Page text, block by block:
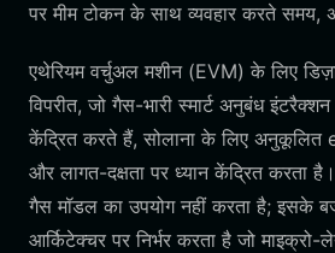
पर मीम टोकन के साथ व्यवहार करते समय,
एथेरियम वर्चुअल मशीन (EVM) के लिए
विपरीत, जो गैस-भारी स्मार्ट अनुबंध
केंद्रित करते हैं, सोलाना के लिए अनुकूलित
और लागत-दक्षता पर ध्यान केंद्रित करता
गैस मॉडल का उपयोग नहीं करता है; इसके
आर्किटेक्चर पर निर्भर करता है जो